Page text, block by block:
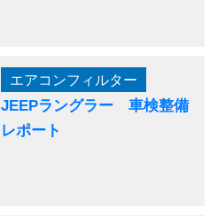
エアコンフィルター
JEEPラングラー 車検整備
レポート